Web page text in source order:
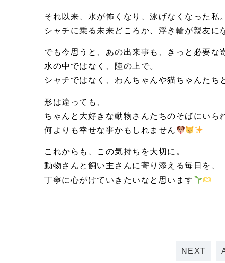
それ以来、水が怖くなり、泳げなくなった私
シャチに乗る未来どころか、浮き輪が親友に
でも今思うと、あの出来事も、きっと必要な
水の中ではなく、陸の上で。
シャチではなく、わんちゃんや猫ちゃんたち
形は違っても、
ちゃんと大好きな動物さんたちのそばにいら
何よりも幸せな事かもしれません
これからも、この気持ちを大切に。
動物さんと飼い主さんに寄り添える毎日を、
丁寧に心がけていきたいなと思います
NEXT